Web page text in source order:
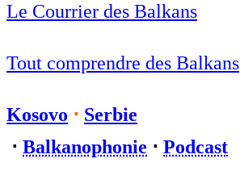
Le Courrier des Balkans
Tout comprendre des Balkans
Kosovo ⋅ Serbie
⋅ Balkanophonie ⋅ Podcast